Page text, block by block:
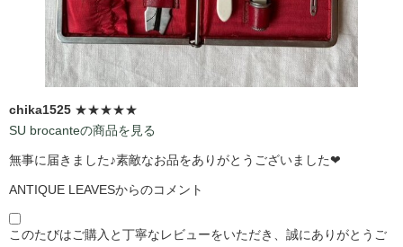
chika1525 ★★★★★
SU brocanteの商品を見る
無事に届きました♪素敵なお品をありがとうございました❤
ANTIQUE LEAVESからのコメント
このたびはご購入と丁寧なレビューをいただき、誠にありがとうご